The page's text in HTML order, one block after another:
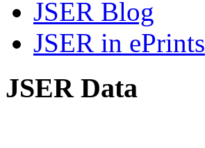
JSER Blog
JSER in ePrints
JSER Data